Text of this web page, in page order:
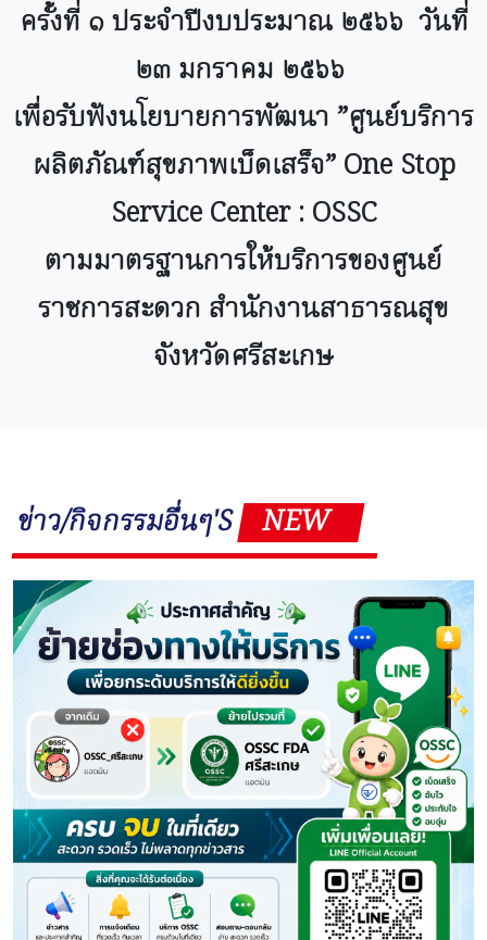
ครั้งที่ ๑ ประจำปีงบประมาณ ๒๕๖๖ วันที่
๒๓ มกราคม ๒๕๖๖
เพื่อรับฟังนโยบายการพัฒนา ”ศูนย์บริการ
ผลิตภัณฑ์สุขภาพเบ็ดเสร็จ” One Stop
Service Center : OSSC
ตามมาตรฐานการให้บริการของศูนย์
ราชการสะดวก สำนักงานสาธารณสุข
จังหวัดศรีสะเกษ
ข่าว/กิจกรรมอื่นๆ'S NEW